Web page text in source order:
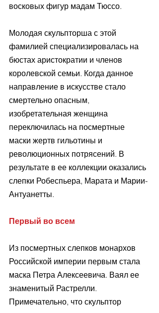
восковых фигур мадам Тюссо.
Молодая скульпторша с этой
фамилией специализировалась на
бюстах аристократии и членов
королевской семьи. Когда данное
направление в искусстве стало
смертельно опасным,
изобретательная женщина
переключилась на посмертные
маски жертв гильотины и
революционных потрясений. В
результате в ее коллекции оказались
слепки Робеспьера, Марата и Марии-
Антуанетты.
Первый во всем
Из посмертных слепков монархов
Российской империи первым стала
маска Петра Алексеевича. Ваял ее
знаменитый Растрелли.
Примечательно, что скульптор